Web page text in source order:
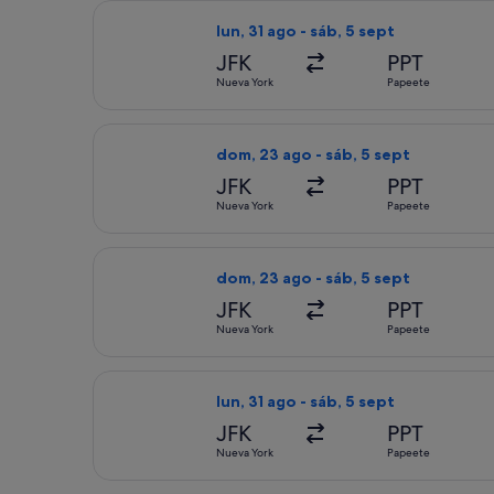
lun, 31 ago - sáb, 5 sept
JFK
Nueva York
PPT
Papeete
dom, 23 ago - sáb, 5 sept
JFK
Nueva York
PPT
Papeete
dom, 23 ago - sáb, 5 sept
JFK
Nueva York
PPT
Papeete
lun, 31 ago - sáb, 5 sept
JFK
Nueva York
PPT
Papeete